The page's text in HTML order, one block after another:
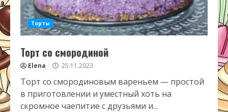
Торты
Торт со смородиной
Elena 25.11.2023
Торт со смородиновым вареньем — простой
в приготовлении и уместный хоть на
скромное чаепитие с друзьями и...